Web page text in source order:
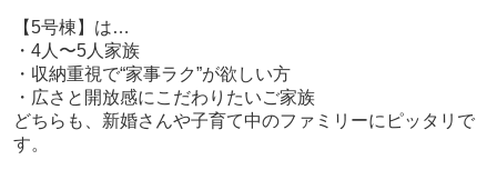
【5号棟】は…
・4人〜5人家族
・収納重視で“家事ラク”が欲しい方
・広さと開放感にこだわりたいご家族
どちらも、新婚さんや子育て中のファミリーにピッタリで
す。